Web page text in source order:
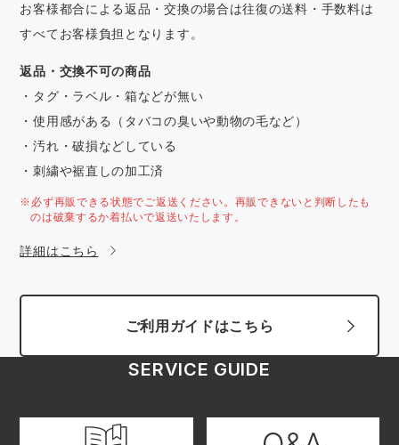
お客様都合による返品・交換の場合は往復の送料・手数料は
すべてお客様負担となります。
返品・交換不可の商品
・タグ・ラベル・箱などが無い
・使用感がある（タバコの臭いや動物の毛など）
・汚れ・破損などしている
・刺繍や裾直しの加工済
※必ず再販できる状態でご返送ください。再販できないと判断したも
のは破棄するか着払いで返送いたします。
詳細はこちら
ご利用ガイドはこちら
SERVICE GUIDE